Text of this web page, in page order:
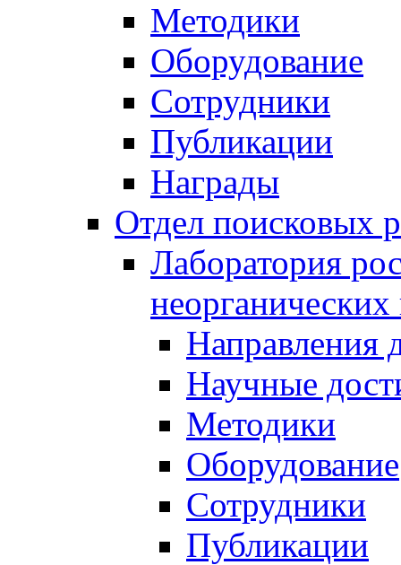
Методики
Оборудование
Сотрудники
Публикации
Награды
Отдел поисковых
Лаборатория
Направления
Научные
Методики
Оборудование
Сотрудники
Публикации